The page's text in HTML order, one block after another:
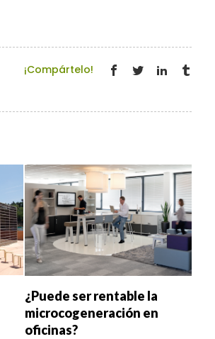
¡Compártelo!
¿Puede ser rentable la
microcogeneración en
oficinas?